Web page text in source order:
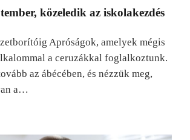
közeledik az iskolakezdés
Apróságok, amelyek mégis
a ceruzákkal foglalkoztunk.
az ábécében, és nézzük meg,
a…